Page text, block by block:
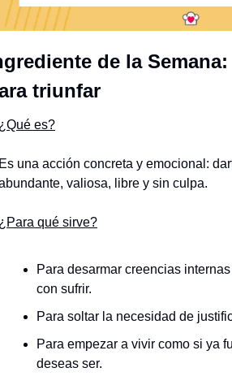
de la
triunfar
es?
una acción concreta y emocional:
valiosa, libre y sin culpa.
qué sirve?
Para desarmar creencias
con sufrir.
Para soltar la necesidad de
Para empezar a vivir como si ya
deseas ser.